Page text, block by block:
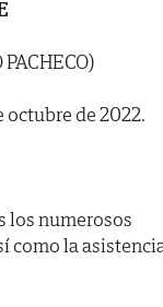
octubre de 2022.
los numerosos
como la